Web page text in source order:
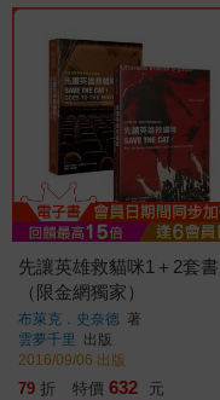
先讓英雄救貓咪1＋2套書
（限金網獨家）
布萊克．史奈德 著
雲夢千里
出版
2016/09/06 出版
79 折 特價 632 元